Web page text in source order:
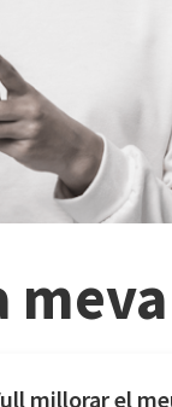
millorar el